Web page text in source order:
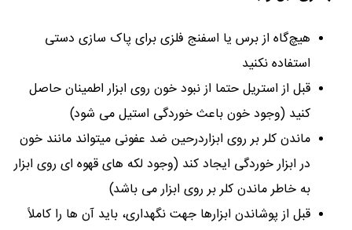
هیچ‏‌گاه از برس یا اسفنج فلزی برای پاک سازی دستی
استفاده نکنید
قبل از استریل حتما از نبود خون روی ابزار اطمینان حاصل
کنید (وجود خون باعث خوردگی استیل می شود)
ماندن کلر بر روی ابزاردرحین ضد عفونی میتواند مانند خون
در ابزار خوردگی ایجاد کند (وجود لکه های قهوه ای روی ابزار
به خاطر ماندن کلر بر روی ابزار می باشد)
قبل از پوشاندن ابزارها جهت نگهداری، باید آن ها را کاملاً